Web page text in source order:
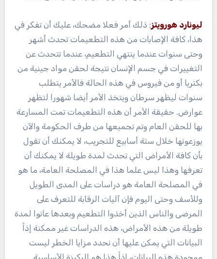
ليونارد هورويتز: ذلك أمر فعلا مضحك، عليك أن تفكر في
هذا، كافة الإصابات من هذه التطعيمات تحدث أشهر
وحتى سنوات عندما ينتهي التطعيم، عندما تتحدث عن
التغييرات في جسم الإنسان نتيجة لحقن مواد جينية من
بكتريا أو من فيروس في هذه الحالة فالأمر يتطلب
سنوات ليظهر سرطان ويتخذ الأمر أيضا شهورا لتظهر
عوارض. حقيقة الأمر أن هذه التطعيمات تمت المسارعة
بها للحقن العام وتم تجميعها من طرف الحكومة والآن
يوزعونها خلال ستة أسابيع للتجريب، لا يمكنك أن تقول
بأن كافة الأمراض التي تحدث لمدة طويلة لا يمكنك أن
تعرفها وهذا ليس علما هذا في المصلحة العامة، ما هو
في المصلحة العامة هو دراسات على المدى الطويل
وللأسف وحتى اليوم فإن آليات الرقابة للتعرف على
المرضى والناس الذين أخذوا التطعيم وبعدها عانوا لمدة
طويلة من هذه الأمراض، هذه الدراسات غير ممكنة إذاً
البيانات التي يمكن عليها أن نحدد مزايا الخطر ليست